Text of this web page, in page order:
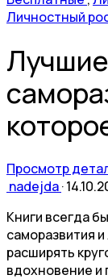
Личностный
Просмотр
nadejda·
Книги всегда
саморазвития
расширять
вдохновение и